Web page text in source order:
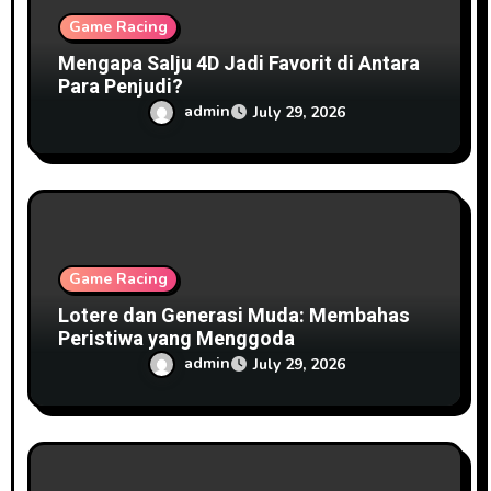
Game Racing
Mengapa Salju 4D Jadi Favorit di Antara
Para Penjudi?
admin July 29, 2026
Game Racing
Lotere dan Generasi Muda: Membahas
Peristiwa yang Menggoda
admin July 29, 2026